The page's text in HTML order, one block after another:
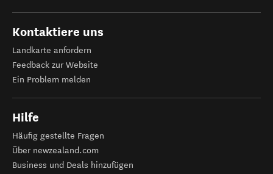
Kontaktiere uns
Landkarte anfordern
Feedback zur Website
Ein Problem melden
Hilfe
Häufig gestellte Fragen
Über newzealand.com
Business und Deals hinzufügen